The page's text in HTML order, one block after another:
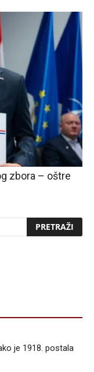
zbora – oštre
je 1918. postala